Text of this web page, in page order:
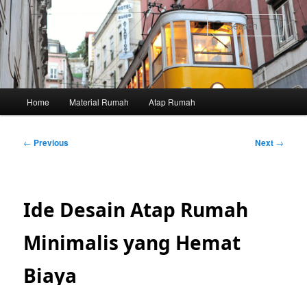
Skip
to
primary
content
Home Material Rumah Atap Rumah
Post
← Previous Next →
Ide Desain Atap Rumah
Minimalis yang Hemat
Biaya